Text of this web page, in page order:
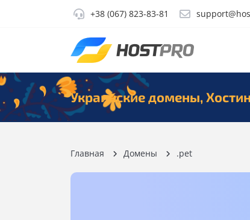
+38 (067) 823-83-81
Украинские домены,
Главная Домены .pet